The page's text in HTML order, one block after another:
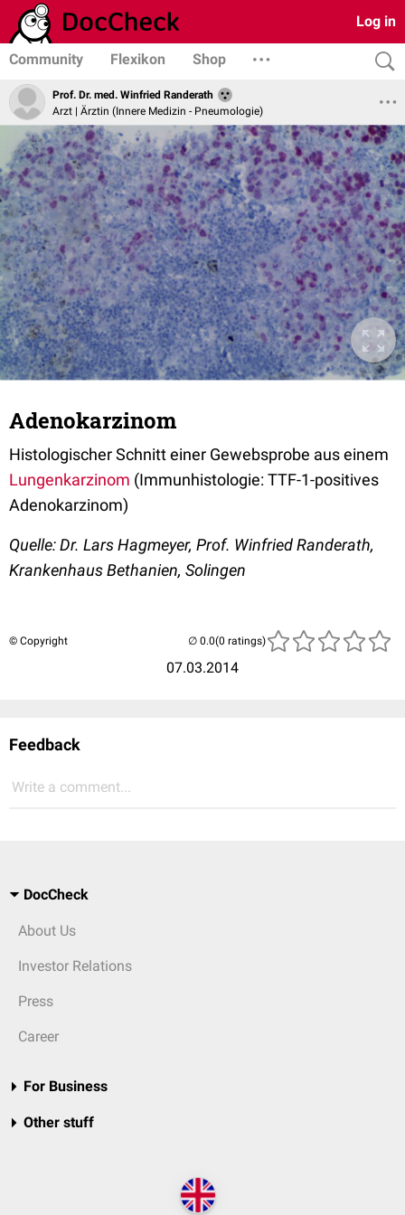
Log in
Community Flexikon Shop
Prof. Dr. med. Winfried Randerath
Arzt | Ärztin (Innere Medizin - Pneumologie)
Adenokarzinom
Histologischer Schnitt einer Gewebsprobe aus einem
Lungenkarzinom (Immunhistologie: TTF-1-positives
Adenokarzinom)
Quelle: Dr. Lars Hagmeyer, Prof. Winfried Randerath,
Krankenhaus Bethanien, Solingen
© Copyright
07.03.2014
(0 ratings)
Feedback
Write a comment...
DocCheck
About Us
Investor Relations
Press
Career
For Business
Other stuff